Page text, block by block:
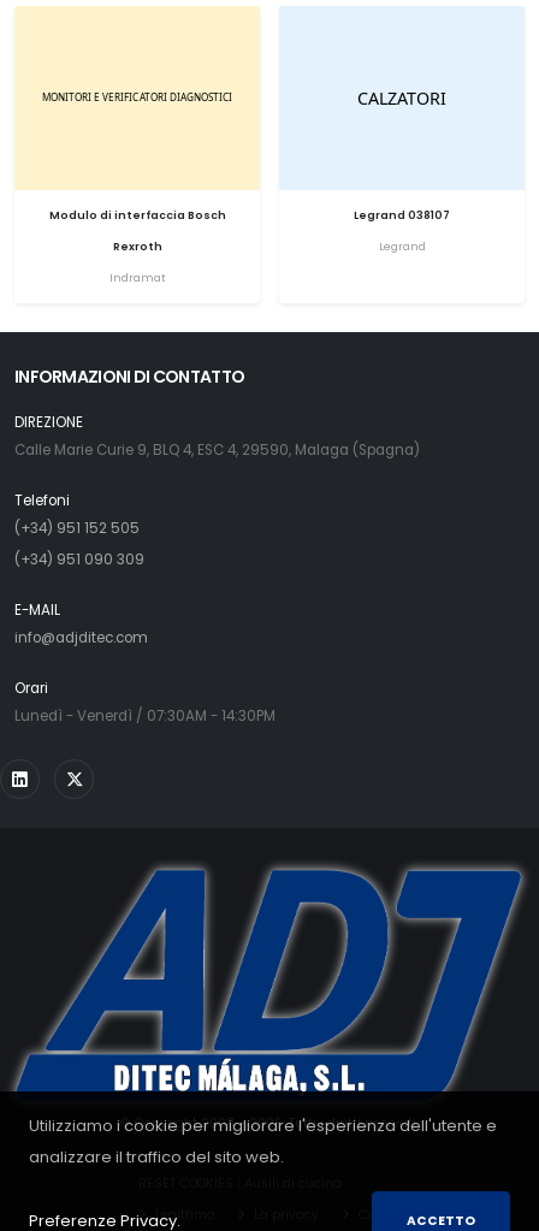
Utilizziamo i cookie per migliorare l'esperienza dell'utente e
analizzare il traffico del sito web.
Preferenze Privacy. ACCETTO
Modulo di interfaccia Bosch
Rexroth
Indramat
Legrand 038107
Legrand
INFORMAZIONI DI CONTATTO
DIREZIONE
Calle Marie Curie 9, BLQ 4, ESC 4, 29590, Malaga (Spagna)
Telefoni
(+34) 951 152 505
(+34) 951 090 309
E-MAIL
info@adjditec.com
Orari
Lunedì - Venerdì / 07:30AM - 14:30PM
© Copyright 2008 - 2026. Tutti i diritti riservati.
Legittimo